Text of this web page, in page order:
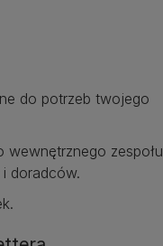
do potrzeb twojego
wewnętrznego zespołu
doradców.​